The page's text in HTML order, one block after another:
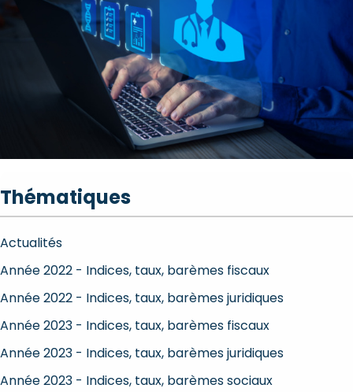
Thématiques
Actualités
Année 2022 - Indices, taux, barèmes fiscaux
Année 2022 - Indices, taux, barèmes juridiques
Année 2023 - Indices, taux, barèmes fiscaux
Année 2023 - Indices, taux, barèmes juridiques
Année 2023 - Indices, taux, barèmes sociaux